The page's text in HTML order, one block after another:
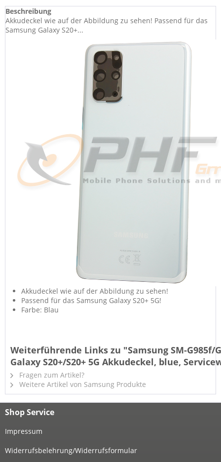
Beschreibung
Akkudeckel wie auf der Abbildung zu sehen! Passend für das
Samsung Galaxy S20+...
Akkudeckel wie auf der Abbildung zu sehen!
Passend für das Samsung Galaxy S20+ 5G!
Farbe: Blau
Weiterführende Links zu "Samsung SM-G985f/
Galaxy S20+/S20+ 5G Akkudeckel, blue,
Fragen zum Artikel?
Weitere Artikel von Samsung Produkte
Shop Service
Impressum
Widerrufsbelehrung/Widerrufsformular